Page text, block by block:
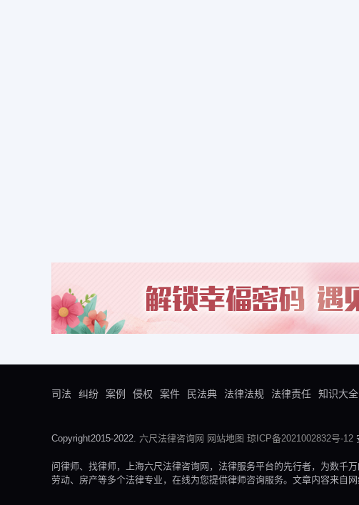
司法 纠纷 案例 侵权 案件 民法典 法律法规 法律责任 知识大全
Copyright2015-2022. 六尺法律咨询网 网站地图 琼ICP备2021002832号-12
问律师、找律师，上海六尺法律咨询网，法律服务平台的先行者，为数千
劳动、房产等多个法律专业，在线为您提供律师咨询服务。文章内容来自